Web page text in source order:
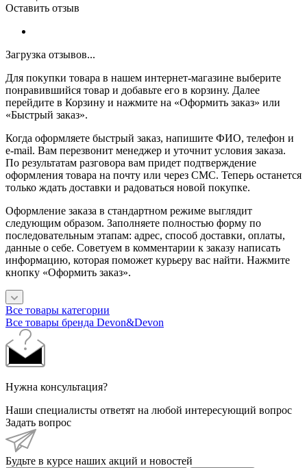
Оставить отзыв
Загрузка отзывов...
Для покупки товара в нашем интернет-магазине выберите
понравившийся товар и добавьте его в корзину. Далее
перейдите в Корзину и нажмите на «Оформить заказ» или
«Быстрый заказ».
Когда оформляете быстрый заказ, напишите ФИО, телефон и
e-mail. Вам перезвонит менеджер и уточнит условия заказа.
По результатам разговора вам придет подтверждение
оформления товара на почту или через СМС. Теперь останется
только ждать доставки и радоваться новой покупке.
Оформление заказа в стандартном режиме выглядит
следующим образом. Заполняете полностью форму по
последовательным этапам: адрес, способ доставки, оплаты,
данные о себе. Советуем в комментарии к заказу написать
информацию, которая поможет курьеру вас найти. Нажмите
кнопку «Оформить заказ».
Все товары категории
Все товары бренда Devon&Devon
Нужна консультация?
Наши специалисты ответят на любой интересующий вопрос
Задать вопрос
Будьте в курсе наших акций и новостей